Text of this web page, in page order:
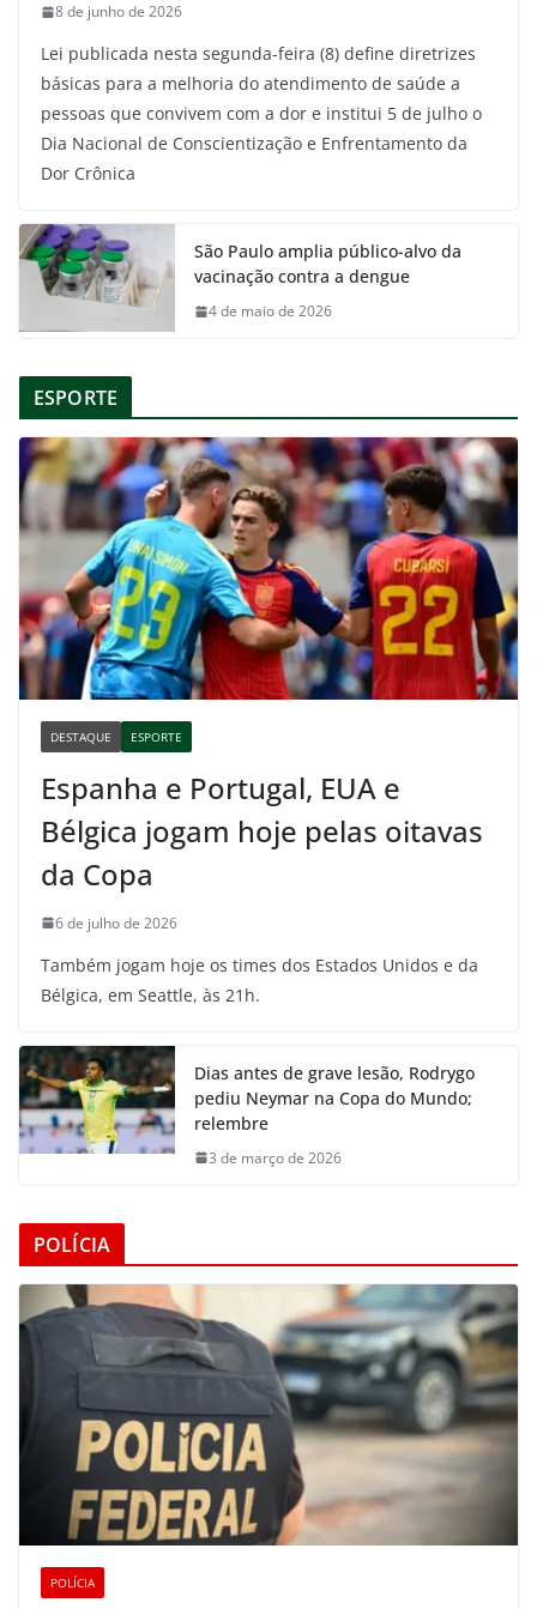
8 de junho de 2026
Lei publicada nesta segunda-feira (8) define diretrizes
básicas para a melhoria do atendimento de saúde a
pessoas que convivem com a dor e institui 5 de julho o
Dia Nacional de Conscientização e Enfrentamento da
Dor Crônica
São Paulo amplia público-alvo da
vacinação contra a dengue
4 de maio de 2026
ESPORTE
DESTAQUE ESPORTE
Espanha e Portugal, EUA e
Bélgica jogam hoje pelas oitavas
da Copa
6 de julho de 2026
Também jogam hoje os times dos Estados Unidos e da
Bélgica, em Seattle, às 21h.
Dias antes de grave lesão, Rodrygo
pediu Neymar na Copa do Mundo;
relembre
3 de março de 2026
POLÍCIA
POLÍCIA